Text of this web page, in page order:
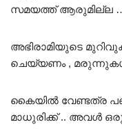
സമയത്ത് ആരുമില്ല
അഭിരാമിയുടെ
ചെയ്യണം ,
കൈയിൽ വേണ്ടത്ര
മാധുരിക്ക് .. അവൾ